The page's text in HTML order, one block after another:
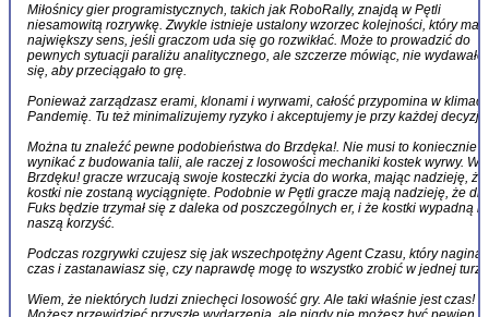
Miłośnicy gier programistycznych, takich jak RoboRally, znajdą w Pętli
niesamowitą rozrywkę. Zwykle istnieje ustalony wzorzec kolejności, który ma
największy sens, jeśli graczom uda się go rozwikłać. Może to prowadzić do
pewnych sytuacji paraliżu analitycznego, ale szczerze mówiąc, nie wydawało
się, aby przeciągało to grę.
Ponieważ zarządzasz erami, klonami i wyrwami, całość przypomina w
Pandemię. Tu też minimalizujemy ryzyko i akceptujemy je przy każdej decyzji.
Można tu znaleźć pewne podobieństwa do Brzdęka!. Nie musi to koniecznie
wynikać z budowania talii, ale raczej z losowości mechaniki kostek wyrwy. W
Brzdęku! gracze wrzucają swoje kosteczki życia do worka, mając nadzieję, że
kostki nie zostaną wyciągnięte. Podobnie w Pętli gracze mają nadzieję, że dr
Fuks będzie trzymał się z daleka od poszczególnych er, i że kostki wypadną
naszą korzyść.
Podczas rozgrywki czujesz się jak wszechpotężny Agent Czasu, który nagina
czas i zastanawiasz się, czy naprawdę mogę to wszystko zrobić w jednej
Wiem, że niektórych ludzi zniechęci losowość gry. Ale taki właśnie jest czas!